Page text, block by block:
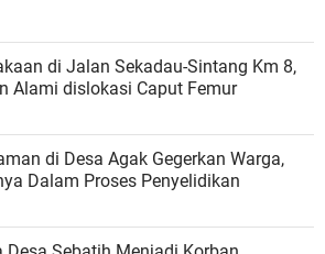
di Jalan Sekadau-Sintang Km 8,
Alami dislokasi Caput Femur
di Desa Agak Gegerkan Warga,
Dalam Proses Penyelidikan